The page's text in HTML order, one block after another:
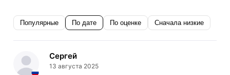
Популярные По дате По оценке Сначала низкие
Сергей
13 августа 2025